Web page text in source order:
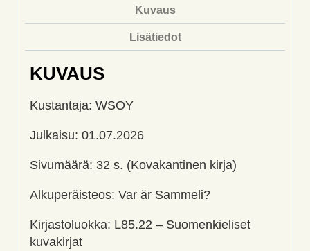
Kuvaus
Lisätiedot
KUVAUS
Kustantaja: WSOY
Julkaisu: 01.07.2026
Sivumäärä: 32 s. (Kovakantinen kirja)
Alkuperäisteos: Var är Sammeli?
Kirjastoluokka: L85.22 – Suomenkieliset
kuvakirjat